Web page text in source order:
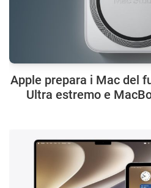
Apple prepara i Mac del
Ultra estremo e